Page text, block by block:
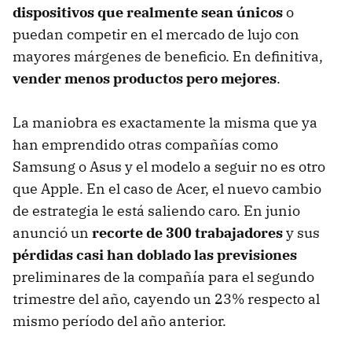
dispositivos que realmente sean únicoso
puedan competir en el mercado de lujo con
mayores márgenes de beneficio. En definitiva,
vender menos productos pero mejores.
La maniobra es exactamente la misma que ya
han emprendido otras compañías como
Samsung o Asus y el modelo a seguir no es otro
que Apple. En el caso de Acer, el nuevo cambio
de estrategia le está saliendo caro. En junio
anunció un recorte de 300 trabajadoresy sus
pérdidas casi han doblado las previsiones
preliminares de la compañía para el segundo
trimestre del año, cayendo un 23% respecto al
mismo período del año anterior.